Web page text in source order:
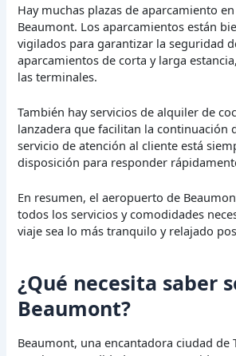
Hay muchas plazas de aparcamiento
Beaumont. Los aparcamientos están
vigilados para garantizar la seguridad
aparcamientos de corta y larga
las terminales.
También hay servicios de alquiler de
lanzadera que facilitan la continuación
servicio de atención al cliente está
disposición para responder
En resumen, el aeropuerto de
todos los servicios y comodidades
viaje sea lo más tranquilo y relajado
¿Qué necesita saber
Beaumont?
Beaumont, una encantadora ciudad de